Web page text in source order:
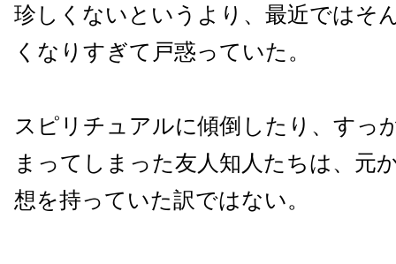
珍しくないというより、最近ではそ
くなりすぎて戸惑っていた。
スピリチュアルに傾倒したり、すっ
まってしまった友人知人たちは、元
想を持っていた訳ではない。